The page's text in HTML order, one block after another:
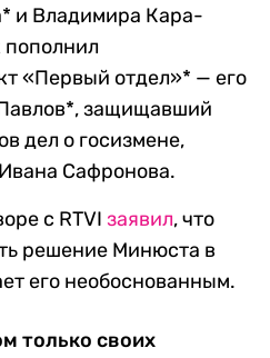
и Владимира Кара-
«Первый отдел»* — его
защищавший
дел о госизмене,
Сафронова.
с RTVI заявил, что
решение Минюста в
его необоснованным.
только своих